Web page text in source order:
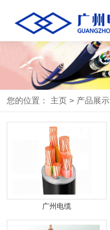
您的位置： 主页 > 产品展示
广州电缆